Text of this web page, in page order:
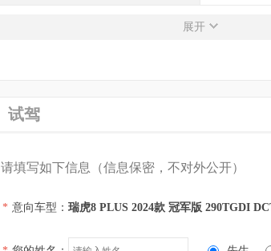
发动机
每缸气门数(个) 4
展开
试驾
请填写如下信息（信息保密，不对外公开）
* 意向车型： 瑞虎8 PLUS 2024款 冠军版 290TGDI